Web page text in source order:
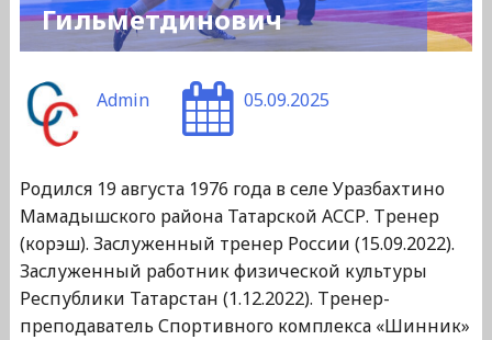
Гильметдинович
Admin 05.09.2025
Родился 19 августа 1976 года в селе Уразбахтино
Мамадышского района Татарской АССР. Тренер
(корэш). Заслуженный тренер России (15.09.2022).
Заслуженный работник физической культуры
Республики Татарстан (1.12.2022). Тренер-
преподаватель Спортивного комплекса «Шинник»